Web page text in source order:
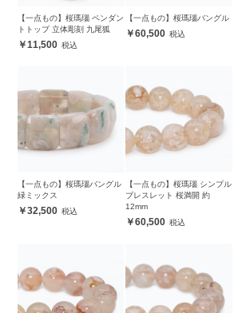
【一点もの】桜瑪瑙 ペンダン
トトップ 立体彫刻 九尾狐
11,500
【一点もの】桜瑪瑙バングル
60,500
【一点もの】桜瑪瑙バングル
緑ミックス
32,500
【一点もの】桜瑪瑙 シンプル
ブレスレット 桜満開 約
12mm
60,500